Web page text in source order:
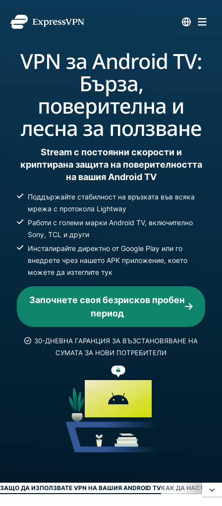
VPN за Android TV:
Бърза,
поверителна и
лесна за ползване
Stream с постоянни скорости и
криптирана защита на поверителността
на вашия Android TV
Поддържайте стабилност на връзката във всяка
мрежа с протокола Lightway
Работи с големи марки Android TV, включително
Sony, TCL и други
Инсталирайте директно от Google Play или го
внедрете чрез нашето APK приложение, което
можете да изтеглите тук
Започнете своя безрисков пробен
период
30-ДНЕВНА ГАРАНЦИЯ ЗА ВЪЗСТАНОВЯВАНЕ НА
СУМАТА ЗА НОВИ ПОТРЕБИТЕЛИ
ЗАЩО ДА ИЗПОЛЗВАТЕ VPN НА ВАШИЯ ANDROID TVКАК ДА НАСТРОИТЕ